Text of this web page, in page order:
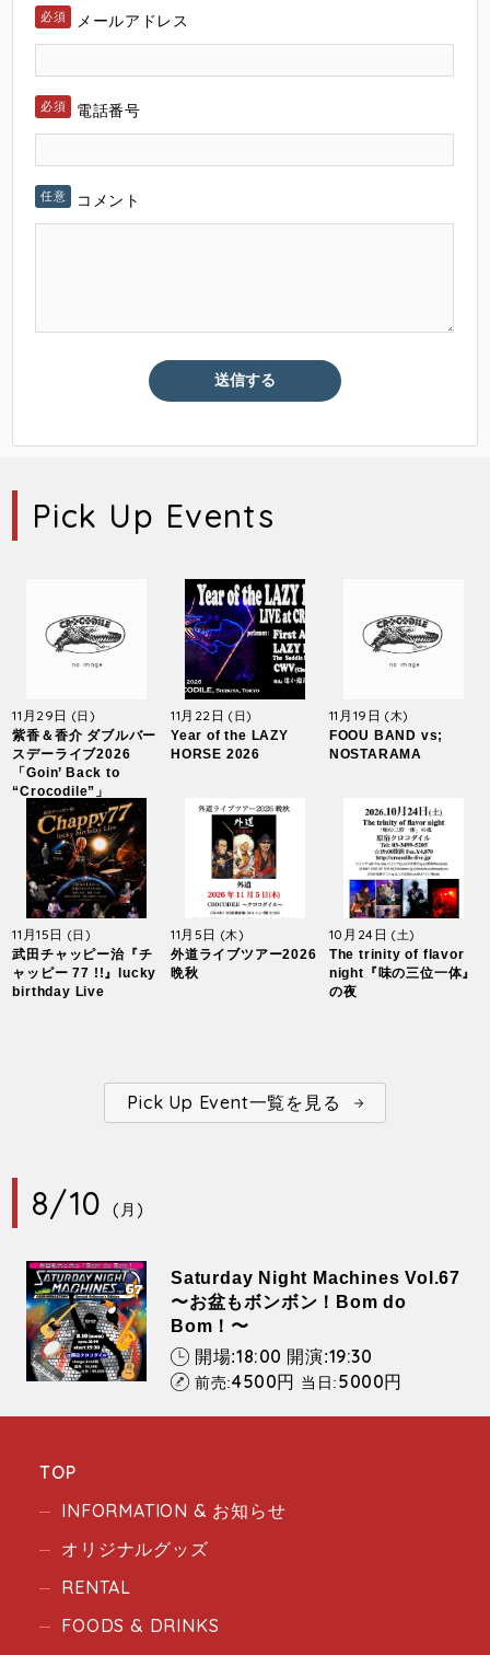
メールアドレス
電話番号
コメント
Pick Up Events
11月29日 (日)
紫香＆香介 ダブルバー
スデーライブ2026
「Goin’ Back to
“Crocodile”」
11月22日(日)
Year of the LAZY
HORSE 2026
11月19日 (木)
FOOU BAND vs;
NOSTARAMA
11月15日 (日)
武田チャッピー治『チ
ャッピー 77 !!』lucky
birthday Live
11月5日 (木)
外道ライブツアー2026
晩秋
10月24日 (土)
The trinity of flavor
night『味の三位一体』
の夜
Pick Up Event一覧を見る
8/10(月)
Saturday Night Machines Vol.67
〜お盆もボンボン！Bom do
Bom！〜
開場:18:00 開演:19:30
前売:4500円 当日:5000円
TOP
INFORMATION & お知らせ
オリジナルグッズ
RENTAL
FOODS & DRINKS